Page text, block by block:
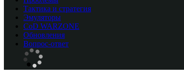
Тактика и стратегия
Эмуляторы
CоD WARZONE
Обновления
Вопрос-ответ